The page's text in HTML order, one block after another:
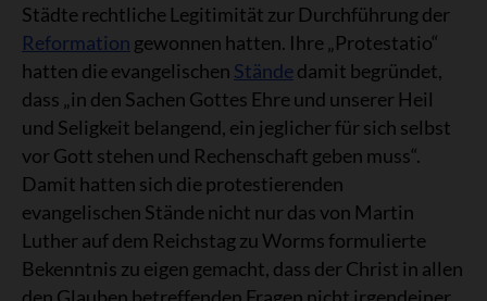
Städte rechtliche Legitimität zur Durchführung der
Reformation gewonnen hatten. Ihre „Protestatio“
hatten die evangelischen Ständedamit begründet,
dass „in den Sachen Gottes Ehre und unserer Heil
und Seligkeit belangend, ein jeglicher für sich selbst
vor Gott stehen und Rechenschaft geben muss“.
Damit hatten sich die protestierenden
evangelischen Stände nicht nur das von Martin
Luther auf dem Reichstag zu Worms formulierte
Bekenntnis zu eigen gemacht, dass der Christ in allen